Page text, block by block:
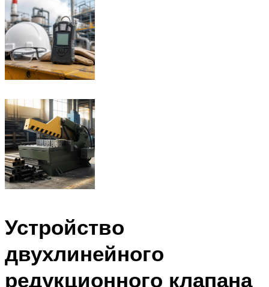
Устройство
двухлинейного
редукционного клапана